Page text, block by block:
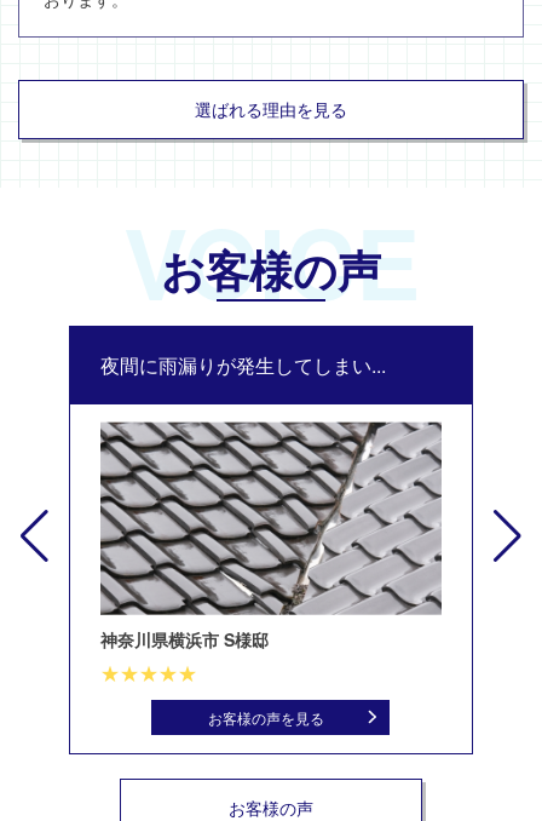
選ばれる理由を見る
VOICE
お客様の声
夜間に雨漏りが発生してしまい...
神奈川県横浜市 S様邸
お客様の声を見る
お客様の声